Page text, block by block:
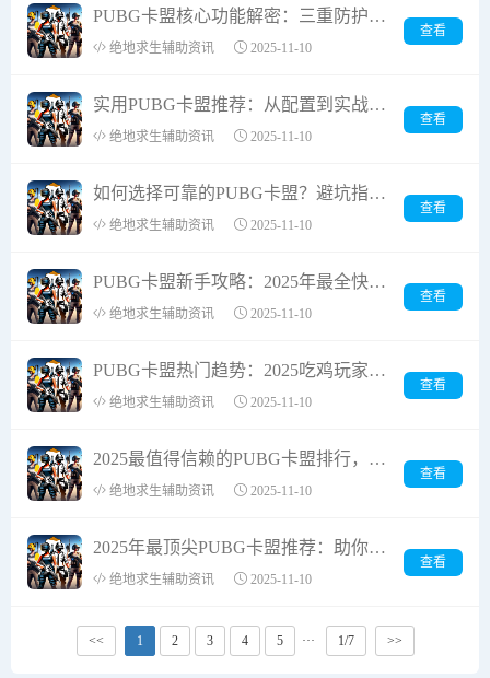
PUBG卡盟核心功能解密：三重防护体系如何重塑游戏生态
绝地求生辅助资讯 2025-11-10
查看
实用PUBG卡盟推荐：从配置到实战全方位提升攻略
绝地求生辅助资讯 2025-11-10
查看
如何选择可靠的PUBG卡盟？避坑指南与实测对比
绝地求生辅助资讯 2025-11-10
查看
PUBG卡盟新手攻略：2025年最全快速吃鸡指南
绝地求生辅助资讯 2025-11-10
查看
PUBG卡盟热门趋势：2025吃鸡玩家最爱选择解析
绝地求生辅助资讯 2025-11-10
查看
2025最值得信赖的PUBG卡盟排行，高效提升吃鸡胜率
绝地求生辅助资讯 2025-11-10
查看
2025年最顶尖PUBG卡盟推荐：助你吃鸡战场称霸！
绝地求生辅助资讯 2025-11-10
查看
<< 1 2 3 4 5 ··· 1/7 >>